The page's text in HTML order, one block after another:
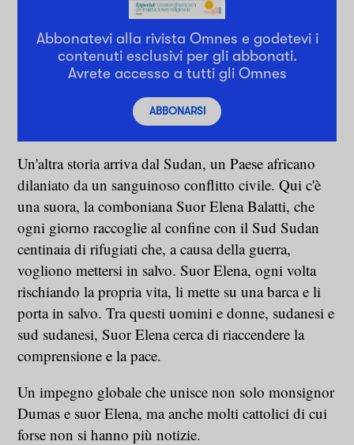
Abbonatevi alla rivista Omnes e godetevi i
contenuti esclusivi per gli abbonati.
Avrete accesso a tutti gli Omnes
ABBONARSI
Un'altra storia arriva dal Sudan, un Paese africano
dilaniato da un sanguinoso conflitto civile. Qui c'è
una suora, la comboniana Suor Elena Balatti, che
ogni giorno raccoglie al confine con il Sud Sudan
centinaia di rifugiati che, a causa della guerra,
vogliono mettersi in salvo. Suor Elena, ogni volta
rischiando la propria vita, li mette su una barca e li
porta in salvo. Tra questi uomini e donne, sudanesi e
sud sudanesi, Suor Elena cerca di riaccendere la
comprensione e la pace.
Un impegno globale che unisce non solo monsignor
Dumas e suor Elena, ma anche molti cattolici di cui
forse non si hanno più notizie.